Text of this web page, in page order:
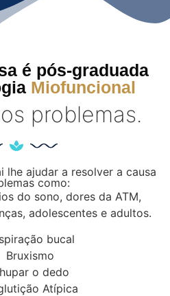
é pós-graduada
Miofuncional
problemas.
lhe ajudar a resolver a causa
como:
do sono, dores da ATM,
adolescentes e adultos.
bucal
Bruxismo
o dedo
Atípica